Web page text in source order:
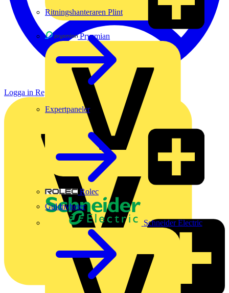
Prysmian
Rolec
Schneider Electric
Ritningshanteraren Plint
Expertpaneler
Guldnyheter
Logga in Registrera dig